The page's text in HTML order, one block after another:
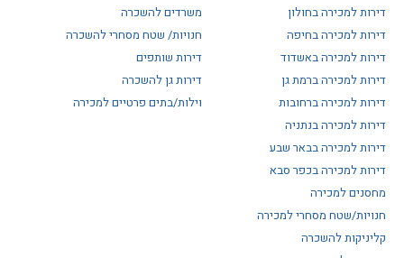
דירות למכירה בחולון
דירות למכירה בחיפה
דירות למכירה באשדוד
דירות למכירה ברמת גן
דירות למכירה ברחובות
דירות למכירה בנתניה
דירות למכירה בבאר שבע
דירות למכירה בכפר סבא
משרדים להשכרה
חנויות/ שטח מסחרי להשכרה
דירות שותפים
דירות גן להשכרה
וילות/בתים פרטיים למכירה
מחסנים למכירה
חנויות/שטח מסחרי למכירה
קליניקות להשכרה